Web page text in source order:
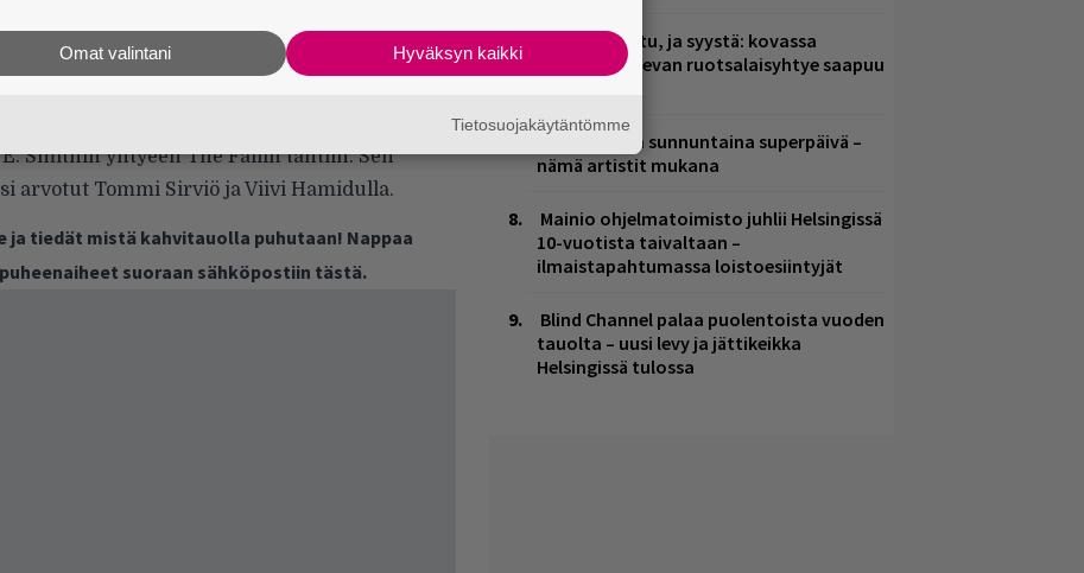
to the Fall on maksisinkun nimi, eli
Smithin yhtyeen The Fallin tahtiin. Sen
arvotut Tommi Sirviö ja Viivi Hamidulla.
ja tiedät mistä kahvitauolla puhutaan! Nappaa
suoraan sähköpostiin tästä.
Kent mainittu, ja syystä: kovassa
nosteessa olevan ruotsalaisyhtye saapuu
Tampereella sunnuntaina superpäivä –
nämä artistit mukana
Mainio ohjelmatoimisto juhlii Helsingissä
10-vuotista taivaltaan –
ilmaistapahtumassa loistoesiintyjät
Blind Channel palaa puolentoista vuoden
tauolta – uusi levy ja jättikeikka
Helsingissä tulossa
Hyväksyn kaikki
Omat valintani
Tietosuojakäytäntömme